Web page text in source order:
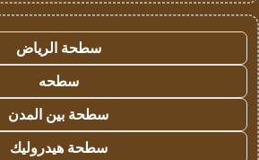
سطحة الرياض
سطحه
سطحة بين المدن
سطحة هيدروليك